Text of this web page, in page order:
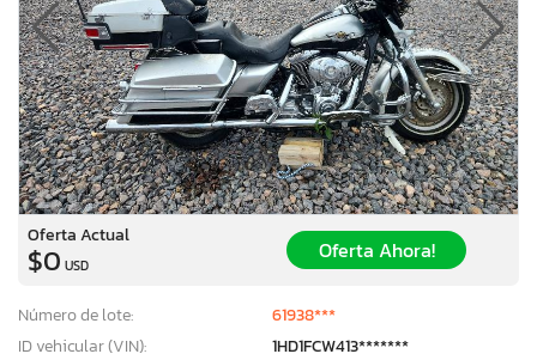
Oferta Actual
$0 USD
Oferta Ahora!
Número de lote:
61938***
ID vehicular (VIN):
1HD1FCW413*******